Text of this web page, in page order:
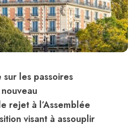
les passoires
rejet à l’Assemblée
visant à assouplir